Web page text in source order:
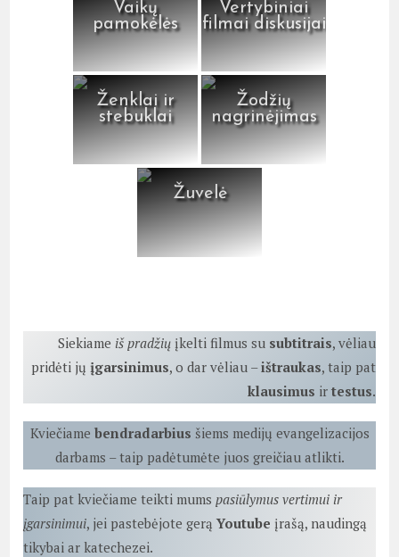
Vaikų
pamokėlės
Vertybiniai
filmai diskusijai
Ženklai ir
stebuklai
Žodžių
nagrinėjimas
Žuvelė
Siekiame iš pradžiųįkelti filmus su subtitrais, vėliau
pridėti jų įgarsinimus, o dar vėliau –ištraukas, taip pat
klausimus ir testus.
Kviečiame bendradarbius šiems medijų evangelizacijos
darbams – taip padėtumėte juos greičiau atlikti.
Taip pat kviečiame teikti mumspasiūlymus vertimui ir
įgarsinimui, jei pastebėjote gerąYoutube įrašą, naudingą
tikybai ar katechezei.